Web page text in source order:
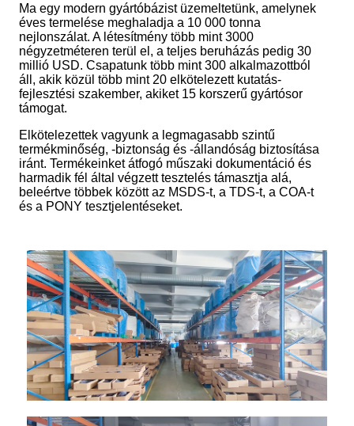
Ma egy modern gyártóbázist üzemeltetünk, amelynek
éves termelése meghaladja a 10 000 tonna
nejlonszálat. A létesítmény több mint 3000
négyzetméteren terül el, a teljes beruházás pedig 30
millió USD. Csapatunk több mint 300 alkalmazottból
áll, akik közül több mint 20 elkötelezett kutatás-
fejlesztési szakember, akiket 15 korszerű gyártósor
támogat.
Elkötelezettek vagyunk a legmagasabb szintű
termékminőség, -biztonság és -állandóság biztosítása
iránt. Termékeinket átfogó műszaki dokumentáció és
harmadik fél által végzett tesztelés támasztja alá,
beleértve többek között az MSDS-t, a TDS-t, a COA-t
és a PONY tesztjelentéseket.